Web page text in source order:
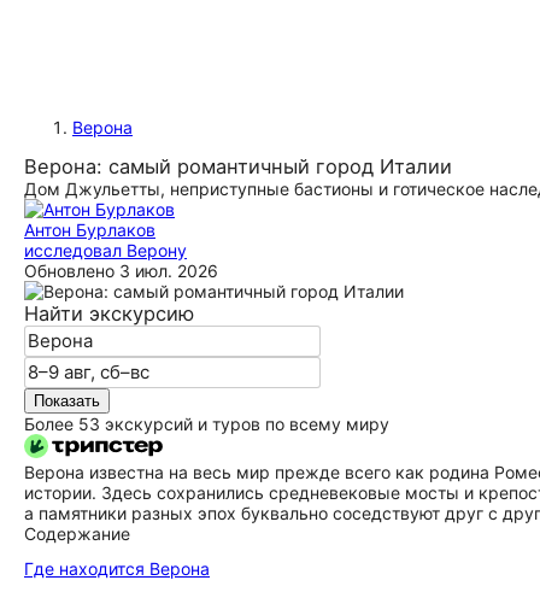
Верона
Верона: самый романтичный город Италии
Дом Джульетты, неприступные бастионы и готическое
Антон Бурлаков
исследовал Верону
Обновлено 3 июл. 2026
Найти экскурсию
Показать
Более 53 экскурсий и туров по всему миру
Верона известна на весь мир прежде всего как родина
истории. Здесь сохранились средневековые мосты и
а памятники разных эпох буквально соседствуют друг с
Содержание
Где находится Верона